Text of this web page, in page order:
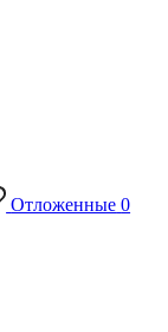
Отложенные 0